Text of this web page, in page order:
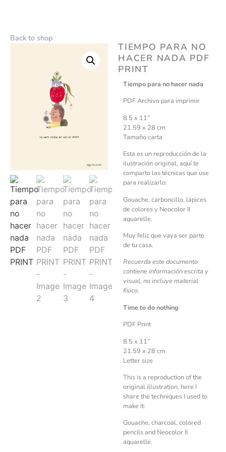
Back to shop
TIEMPO PARA NO
HACER NADA PDF
PRINT
Tiempo para no hacer nada
PDF Archivo para imprimir
8.5 x 11”
21.59 x 28 cm
Tamaño carta
Esta es un reproducción de la
ilustración original, aquí te
comparto las técnicas que use
para realizarlo:
Gouache, carboncillo, lápices
de colores y Neocolor II
aquarelle.
Muy feliz que vaya ser parte
de tu casa.
Recuerda este documento
contiene información escrita y
visual, no incluye material
físico.
Time to do nothing
PDF Print
8.5 x 11”
21.59 x 28 cm
Letter size
This is a reproduction of the
original illustration, here I
share the techniques I used to
make it:
Gouache, charcoal, colored
pencils and Neocolor II
aquarelle.